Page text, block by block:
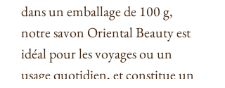
dans un emballage de 100 g,
notre savon Oriental Beauty est
idéal pour les voyages ou un
usage quotidien, et constitue un